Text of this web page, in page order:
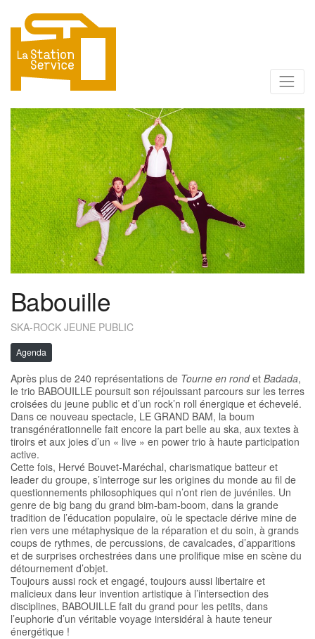
Babouille
SKA-ROCK JEUNE PUBLIC
Agenda
Après plus de 240 représentations de Tourne en rondet Badada,
le trio BABOUILLE poursuit son réjouissant parcours sur les terres
croisées du jeune public et d’un rock’n roll énergique et échevelé.
Dans ce nouveau spectacle, LE GRAND BAM, la boum
transgénérationnelle fait encore la part belle au ska, aux textes à
tiroirs et aux joies d’un « live » en power trio à haute participation
active.
Cette fois, Hervé Bouvet-Maréchal, charismatique batteur et
leader du groupe, s’interroge sur les origines du monde au fil de
questionnements philosophiques qui n’ont rien de juvéniles. Un
genre de big bang du grand bim-bam-boom, dans la grande
tradition de l’éducation populaire, où le spectacle dérive mine de
rien vers une métaphysique de la réparation et du soin, à grands
coups de rythmes, de percussions, de cavalcades, d’apparitions
et de surprises orchestrées dans une prolifique mise en scène du
détournement d’objet.
Toujours aussi rock et engagé, toujours aussi libertaire et
malicieux dans leur invention artistique à l’intersection des
disciplines, BABOUILLE fait du grand pour les petits, dans
l’euphorie d’un véritable voyage intersidéral à haute teneur
énergétique !